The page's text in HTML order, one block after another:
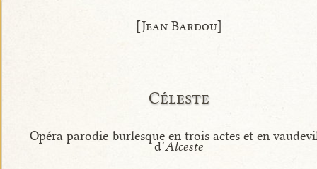
[Jean Bardou]
Céleste
Opéra parodie-burlesque en trois actes et en
d’Alceste